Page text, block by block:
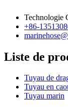
Technologie
+86-
Liste de
Tuyau de
Tuyau en
Tuyau marin